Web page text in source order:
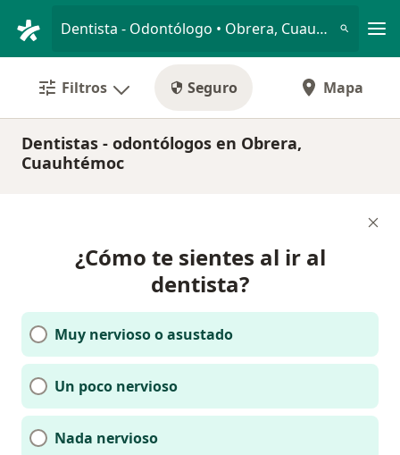
Dentista - Odontólogo • Obrera, Cuauhtémoc, CDMX
Filtros Seguro Mapa
Dentistas - odontólogos en Obrera,
Cuauhtémoc
¿Cómo te sientes al ir al
dentista?
Muy nervioso o asustado
Un poco nervioso
Nada nervioso